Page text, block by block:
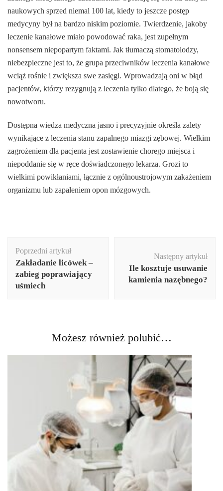
naukowych sprzed niemal 100 lat, kiedy to jeszcze postęp
medycyny był na bardzo niskim poziomie. Twierdzenie, jakoby
leczenie kanałowe miało powodować raka, jest zupełnym
nonsensem niepopartym faktami. Jak tłumaczą stomatolodzy,
niebezpieczne jest to, że grupa przeciwników leczenia kanałowe
wciąż rośnie i zwiększa swe zasięgi. Wprowadzają oni w błąd
pacjentów, którzy rezygnują z leczenia tylko dlatego, że boją się
nowotworu.
Dostępna wiedza medyczna jasno i precyzyjnie określa zalety
wynikające z leczenia stanu zapalnego miazgi zębowej. Wielkim
zagrożeniem dla pacjenta jest zostawienie chorego miejsca i
niepoddanie się w ręce doświadczonego lekarza. Grozi to
wielkimi powikłaniami, łącznie z ogólnoustrojowym zakażeniem
organizmu lub zapaleniem opon mózgowych.
wpisu
Poprzedni artykuł
Zakładanie licówek –
zabieg poprawiający
uśmiech
Następny artykuł
Ile kosztuje usuwanie
kamienia nazębnego?
Możesz również polubić…